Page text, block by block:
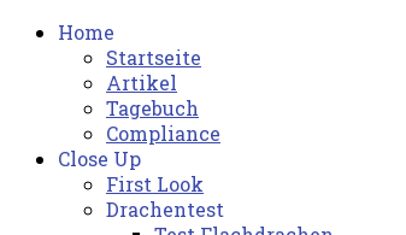
Home
Startseite
Artikel
Tagebuch
Compliance
Close Up
First Look
Drachentest